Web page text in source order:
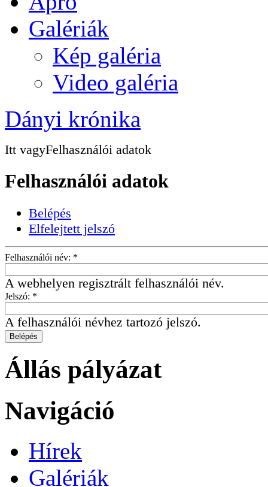
Galériák
Kép galéria
Video galéria
Dányi krónika
Itt vagyFelhasználói adatok
Felhasználói adatok
Belépés
Elfelejtett jelszó
Felhasználói név: *
A webhelyen regisztrált felhasználói név.
Jelszó: *
A felhasználói névhez tartozó jelszó.
Állás pályázat
Navigáció
Hírek
Galériák